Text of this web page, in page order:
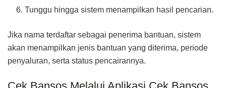
Tunggu hingga sistem menampilkan hasil pencarian.
Jika nama terdaftar sebagai penerima bantuan, sistem
akan menampilkan jenis bantuan yang diterima, periode
penyaluran, serta status pencairannya.